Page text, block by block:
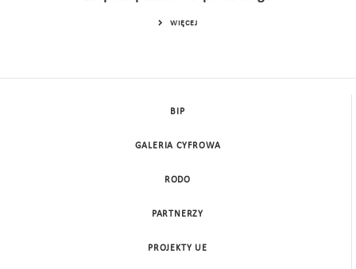
WIĘCEJ
BIP
GALERIA CYFROWA
RODO
PARTNERZY
PROJEKTY UE